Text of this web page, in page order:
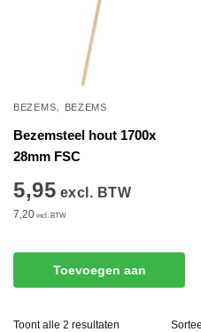
BEZEMS, BEZEMS
Bezemsteel hout 1700x
28mm FSC
5,95 excl. BTW
7,20 incl. BTW
Toevoegen aan
Toont alle 2 resultaten Gesorteerd